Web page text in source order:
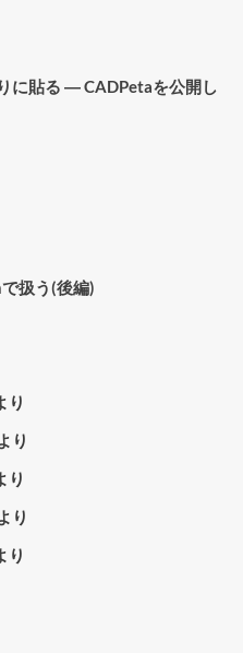
に貼る ― CADPetaを公開し
扱う(後編)
り
り
り
り
り